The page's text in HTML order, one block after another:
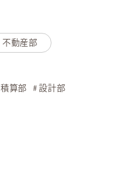
不動産部
積算部 設計部